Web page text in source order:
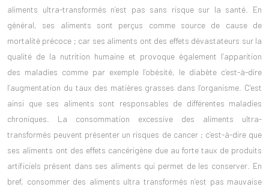
aliments ultra-transformés n’est pas sans risque sur la santé. En
général, ses aliments sont perçus comme source de cause de
mortalité précoce ; car ses aliments ont des effets dévastateurs sur la
qualité de la nutrition humaine et provoque également l’apparition
des maladies comme par exemple l’obésité, le diabète c’est-à-dire
l’augmentation du taux des matières grasses dans l’organisme. C’est
ainsi que ses aliments sont responsables de différentes maladies
chroniques. La consommation excessive des aliments ultra-
transformés peuvent présenter un risques de cancer ; c’est-à-dire que
ses aliments ont des effets cancérigène due au forte taux de produits
artificiels présent dans ses aliments qui permet de les conserver. En
bref, consommer des aliments ultra transformés n’est pas mauvaise